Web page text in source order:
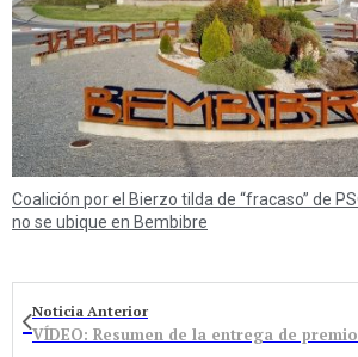
Coalición por el Bierzo tilda de “fracaso” de
no se ubique en Bembibre
Noticia Anterior